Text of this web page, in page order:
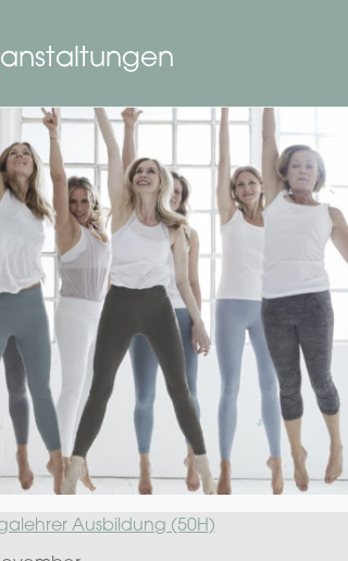
Ausbildung (50H)